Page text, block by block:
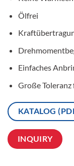
Ölfrei
Einfaches
Große
KATALOG
INQUIRY